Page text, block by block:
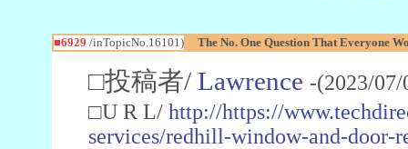
■6929 /inTopicNo.16101) The No. One Question That Everyone
□投稿者/ Lawrence -(2023/
□U R L/ http://https://
services/redhill-window-and-door-